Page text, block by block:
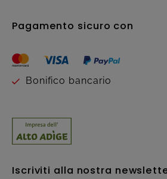
Pagamento sicuro con
Bonifico bancario
Iscriviti alla nostra